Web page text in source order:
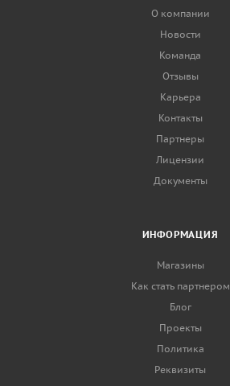
О компании
Новости
Команда
Отзывы
Карьера
Контакты
Партнеры
Лицензии
Документы
ИНФОРМАЦИЯ
Магазины
Как стать партнером
Блог
Проекты
Политика
Реквизиты